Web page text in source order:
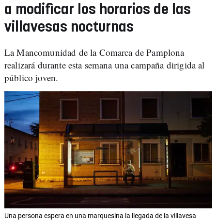
a modificar los horarios de las
villavesas nocturnas
La Mancomunidad de la Comarca de Pamplona
realizará durante esta semana una campaña dirigida al
público joven.
Una persona espera en una marquesina la llegada de la villavesa